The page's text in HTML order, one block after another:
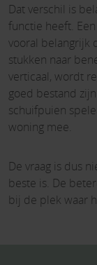
Dat verschil is
functie heeft.
vooral belangrijk
stukken naar
verticaal, wordt
goed bestand
schuifpuien
woning mee.
De vraag is dus
beste is. De
bij de plek waar